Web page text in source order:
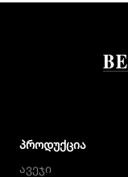
ᲞᲠᲝᲓᲣᲥᲪᲘᲐ
ავეჯი